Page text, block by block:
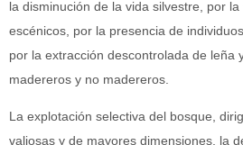
la disminución de la vida silvestre, por
escénicos, por la presencia de
por la extracción descontrolada de leña
madereros y no madereros.
La explotación selectiva del bosque,
valiosas y de mayores dimensiones, la